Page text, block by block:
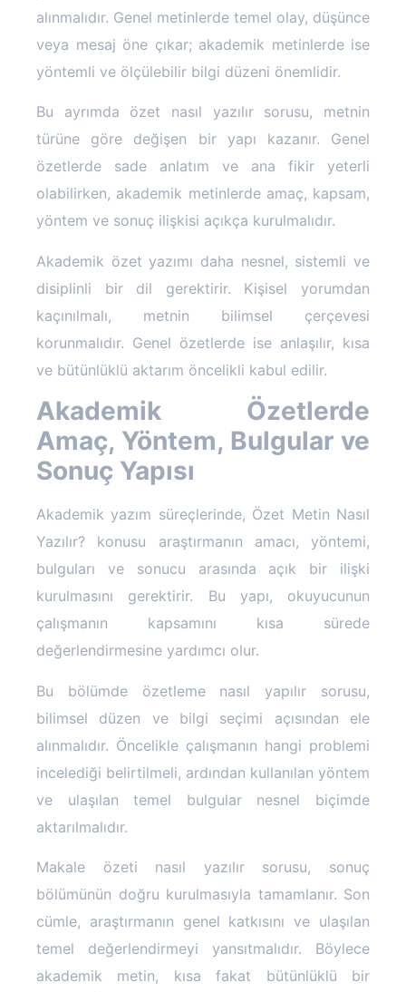
alınmalıdır. Genel metinlerde temel olay, düşünce
veya mesaj öne çıkar; akademik metinlerde ise
yöntemli ve ölçülebilir bilgi düzeni önemlidir.
Bu ayrımda özet nasıl yazılır sorusu, metnin
türüne göre değişen bir yapı kazanır. Genel
özetlerde sade anlatım ve ana fikir yeterli
olabilirken, akademik metinlerde amaç, kapsam,
yöntem ve sonuç ilişkisi açıkça kurulmalıdır.
Akademik özet yazımı daha nesnel, sistemli ve
disiplinli bir dil gerektirir. Kişisel yorumdan
kaçınılmalı, metnin bilimsel çerçevesi
korunmalıdır. Genel özetlerde ise anlaşılır, kısa
ve bütünlüklü aktarım öncelikli kabul edilir.
Akademik Özetlerde
Amaç, Yöntem, Bulgular ve
Sonuç Yapısı
Akademik yazım süreçlerinde, Özet Metin Nasıl
Yazılır? konusu araştırmanın amacı, yöntemi,
bulguları ve sonucu arasında açık bir ilişki
kurulmasını gerektirir. Bu yapı, okuyucunun
çalışmanın kapsamını kısa sürede
değerlendirmesine yardımcı olur.
Bu bölümde özetleme nasıl yapılır sorusu,
bilimsel düzen ve bilgi seçimi açısından ele
alınmalıdır. Öncelikle çalışmanın hangi problemi
incelediği belirtilmeli, ardından kullanılan yöntem
ve ulaşılan temel bulgular nesnel biçimde
aktarılmalıdır.
Makale özeti nasıl yazılır sorusu, sonuç
bölümünün doğru kurulmasıyla tamamlanır. Son
cümle, araştırmanın genel katkısını ve ulaşılan
temel değerlendirmeyi yansıtmalıdır. Böylece
akademik metin, kısa fakat bütünlüklü bir